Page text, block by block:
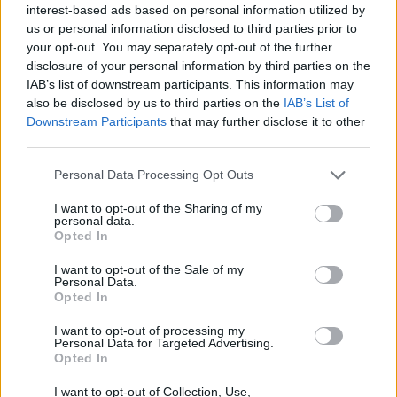
interest-based ads based on personal information utilized by
us or personal information disclosed to third parties prior to
your opt-out. You may separately opt-out of the further
disclosure of your personal information by third parties on the
IAB’s list of downstream participants. This information may
also be disclosed by us to third parties on the IAB’s List of
Downstream Participants that may further disclose it to other
Personal Data Processing Opt Outs
I want to opt-out of the Sharing of my
personal data.
Opted In
I want to opt-out of the Sale of my
Personal Data.
Opted In
I want to opt-out of processing my
Personal Data for Targeted Advertising.
Opted In
I want to opt-out of Collection, Use,
претседателот Ердоган, беше пречекан
онака како што најдобро би можеле да
посакаме да биде пречекан еден државник
од Македонија со сите највисоки почести.
Тоа покажува какви се односите помеѓу
двете држави, тоа покажува и која е личната
односите помеѓу двете држави. Така што
мислам дека целокупно успешен беше овој
форум и плодовите ќе ги собираме во
периодот што следи”
© Vecer.mk, правата за текстот се на редакцијата
КОВАЧКИ СО ОСТРА ПОРАКА ДО
СДСМ - Вчера клечеа пред